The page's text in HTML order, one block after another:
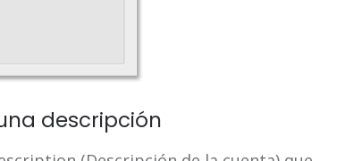
descripción